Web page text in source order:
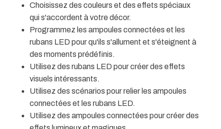
Choisissez des couleurs et des effets spéciaux
qui s'accordent à votre décor.
Programmez les ampoules connectées et les
rubans LED pour qu'ils s'allument et s'éteignent à
des moments prédéfinis.
Utilisez des rubans LED pour créer des effets
visuels intéressants.
Utilisez des scénarios pour relier les ampoules
connectées et les rubans LED.
Utilisez des ampoules connectées pour créer des